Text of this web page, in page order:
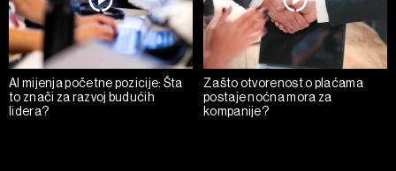
AI mijenja početne pozicije: Šta
to znači za razvoj budućih
lidera?
Zašto otvorenost o plaćama
postaje noćna mora za
kompanije?